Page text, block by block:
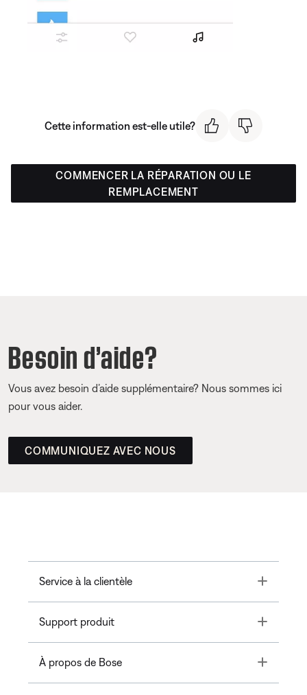
Cette information est-elle utile?
COMMENCER LA RÉPARATION OU LE
REMPLACEMENT
Besoin d’aide?
Vous avez besoin d’aide supplémentaire? Nous sommes ici
pour vous aider.
COMMUNIQUEZ AVEC NOUS
Service à la clientèle Toggle
Support produit Toggle
À propos de Bose Toggle